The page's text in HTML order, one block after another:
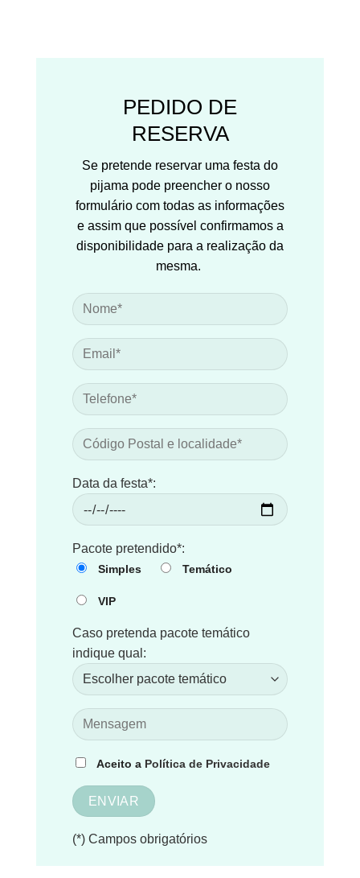
PEDIDO DE
RESERVA
Se pretende reservar uma festa do
pijama pode preencher o nosso
formulário com todas as informações
e assim que possível confirmamos a
disponibilidade para a realização da
mesma.
Data da festa*:
Pacote pretendido*:
Simples Temático
VIP
Caso pretenda pacote temático
indique qual:
Aceito a Política de Privacidade
(*) Campos obrigatórios